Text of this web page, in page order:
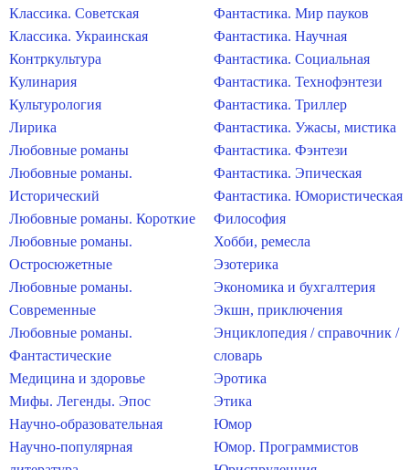
Классика. Советская
Классика. Украинская
Контркультура
Кулинария
Культурология
Лирика
Любовные романы
Любовные романы.
Исторический
Любовные романы. Короткие
Любовные романы.
Остросюжетные
Любовные романы.
Современные
Любовные романы.
Фантастические
Медицина и здоровье
Мифы. Легенды. Эпос
Научно-образовательная
Научно-популярная
Фантастика. Мир пауков
Фантастика. Научная
Фантастика. Социальная
Фантастика. Технофэнтези
Фантастика. Триллер
Фантастика. Ужасы, мистика
Фантастика. Фэнтези
Фантастика. Эпическая
Фантастика. Юмористическая
Философия
Хобби, ремесла
Эзотерика
Экономика и бухгалтерия
Экшн, приключения
Энциклопедия / справочник /
словарь
Эротика
Этика
Юмор
Юмор. Программистов